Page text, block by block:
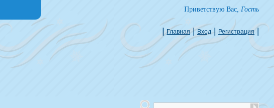
Приветствую Вас, Гость
| Главная | Вход | Регистрация |